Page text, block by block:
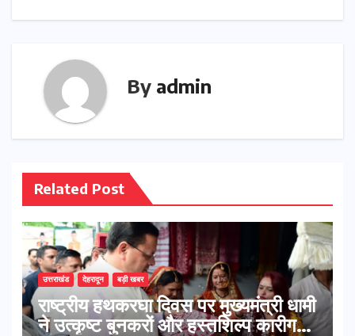
By admin
Related Post
उत्तराखंड देहरादून बड़ी खबर
राष्ट्रीय हथकरघा दिवस पर मुख्यमंत्री धामी
ने उत्कृष्ट बुनकरों और हस्तशिल्प कारीगरों